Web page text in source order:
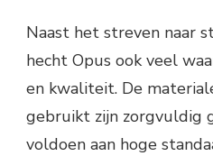
Naast het streven naar
hecht Opus ook veel
en kwaliteit. De
gebruikt zijn zorgvuldig
voldoen aan hoge